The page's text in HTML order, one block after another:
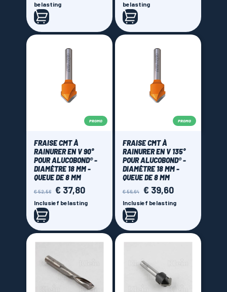
belasting
belasting
PROMO
FRAISE CMT À
RAINURER EN V 90°
POUR ALUCOBOND® -
DIAMÈTRE 18 MM -
QUEUE DE 8 MM
Normale
prijs
€ 52,56 Prijs
€ 37,80
Inclusief belasting
PROMO
FRAISE CMT À
RAINURER EN V 135°
POUR ALUCOBOND® -
DIAMÈTRE 18 MM -
QUEUE DE 8 MM
Normale
prijs
€ 56,64 Prijs
€ 39,60
Inclusief belasting